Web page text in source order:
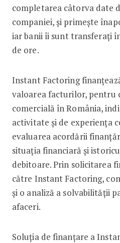
completarea câtorva date
companiei, și primește
iar banii îi sunt transferați
de ore.
Instant Factoring
valoarea facturilor, pentru
comercială în România,
activitate și de experiența
evaluarea acordării
situația financiară și
debitoare. Prin solicitarea
către Instant Factoring,
și o analiză a solvabilității
afaceri.
Soluția de finanțare a